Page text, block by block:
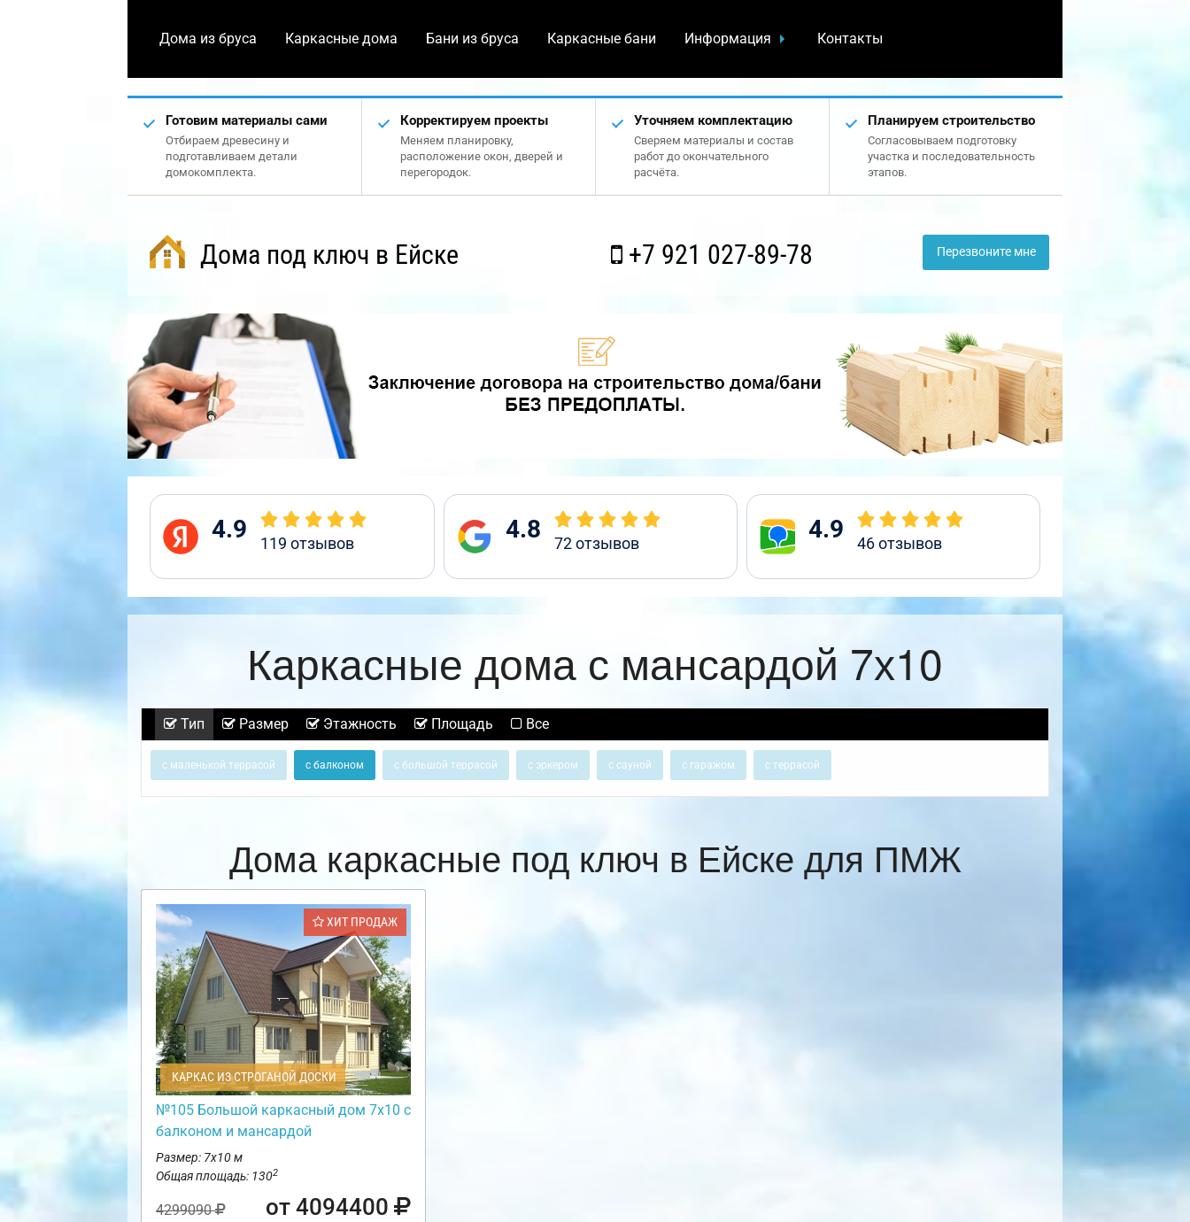
Дома из бруса Каркасные дома Бани из бруса Каркасные бани Информация Контакты
Готовим материалы сами
Отбираем древесину и
подготавливаем детали
домокомплекта.
Корректируем проекты
Меняем планировку,
расположение окон, дверей и
перегородок.
Уточняем комплектацию
Сверяем материалы и состав
работ до окончательного
расчёта.
Планируем строительство
Согласовываем подготовку
участка и последовательность
этапов.
Дома под ключ в Ейске +7 921 027-89-78 Перезвоните мне
4.9 119 отзывов 4.8 72отзывов 4.9 46отзывов
Каркасные дома с мансардой 7х10
Тип Размер Этажность Площадь Все
с маленькой террасой с балконом с большой террасой с эркером с сауной с гаражом с террасой
Дома каркасные под ключ в Ейске для ПМЖ
ХИТ ПРОДАЖ
КАРКАС ИЗ СТРОГАНОЙ ДОСКИ
№105 Большой каркасный дом 7х10 с
балконом и мансардой
Размер: 7х10 м
Общая площадь: 1302
4299090 от 4094400